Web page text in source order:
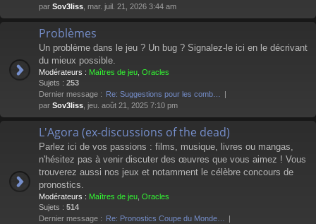
par Sov3liss , mar. juil. 21, 2026 3:44 am
Problèmes
Un problème dans le jeu ? Un bug ? Signalez-le ici en le décrivant
du mieux possible.
Modérateurs : Maîtres de jeu Oracles
Sujets : 253
Dernier message : Re: Suggestions pour les comb…
par Sov3liss , jeu. août 21, 2025 7:10 pm
L'Agora (ex-discussions of the dead)
Parlez ici de vos passions : films, musique, livres ou mangas,
n'hésitez pas à venir discuter des œuvres que vous aimez ! Vous
trouverez aussi nos jeux et notamment le célèbre concours de
pronostics.
Modérateurs : Maîtres de jeu Oracles
Sujets : 514
Dernier message : Re: Pronostics Coupe du Monde…